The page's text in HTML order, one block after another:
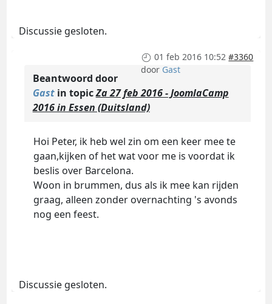
Discussie gesloten.
01 feb 2016 10:52 #3360
door Gast
Beantwoord door
Gastin topicZa 27 feb 2016 - JoomlaCamp
2016 in Essen (Duitsland)
Hoi Peter, ik heb wel zin om een keer mee te
gaan,kijken of het wat voor me is voordat ik
beslis over Barcelona.
Woon in brummen, dus als ik mee kan rijden
graag, alleen zonder overnachting 's avonds
nog een feest.
Discussie gesloten.